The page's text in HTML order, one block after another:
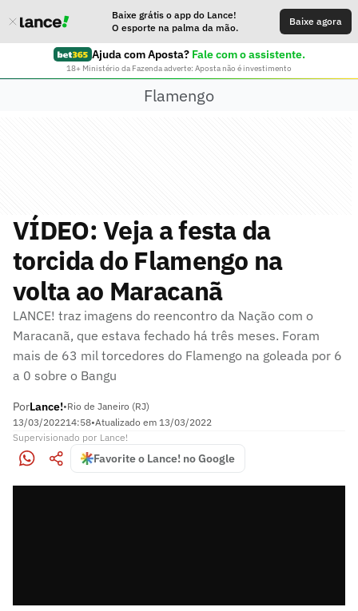
Baixe grátis o app do Lance!
O esporte na palma da mão.
Baixe agora
Ajuda com Aposta? Fale com o assistente.
18+ Ministério da Fazenda adverte: Aposta não é investimento
Flamengo
VÍDEO: Veja a festa da
torcida do Flamengo na
volta ao Maracanã
LANCE! traz imagens do reencontro da Nação com o
Maracanã, que estava fechado há três meses. Foram
mais de 63 mil torcedores do Flamengo na goleada por 6
a 0 sobre o Bangu
PorLance!•Rio de Janeiro (RJ)
13/03/202214:58•Atualizado em 13/03/2022
Supervisionado por Lance!
Favorite o Lance! no Google